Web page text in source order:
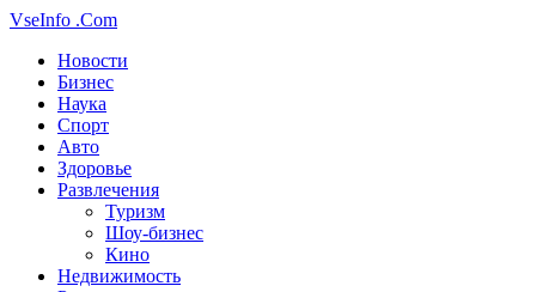
VseInfo .Com
Новости
Бизнес
Наука
Спорт
Авто
Здоровье
Развлечения
Туризм
Шоу-бизнес
Кино
Недвижимость